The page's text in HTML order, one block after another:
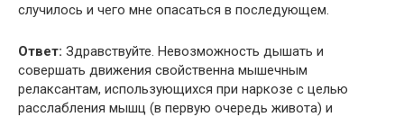
случилось и чего мне опасаться в последующем.
Ответ: Здравствуйте. Невозможность дышать и
совершать движения свойственна мышечным
релаксантам, использующихся при наркозе с целью
расслабления мышц (в первую очередь живота) и